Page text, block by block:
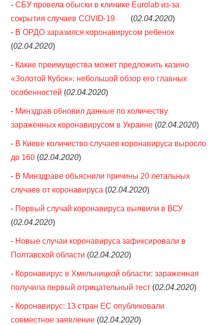
-СБУ провела обыски в клинике Eurolab из-за
сокрытия случаев COVID-19
(02.04.2020)
- В ОРДО заразился коронавирусом ребенок
(02.04.2020)
- Какие преимущества может предложить казино
«Золотой Кубок»: небольшой обзор его главных
особенностей (02.04.2020)
- Минздрав обновил данные по количеству
зараженных коронавирусом в Украине (02.04.2020)
- В Киеве количество случаев коронавируса выросло
до 160 (02.04.2020)
- В Минздраве объяснили причины 20 летальных
случаев от коронавируса (02.04.2020)
- Первый случай коронавируса выявили в ВСУ
(02.04.2020)
- Новые случаи коронавируса зафиксировали в
Полтавской области (02.04.2020)
- Коронавирус в Хмельницкой области: зараженная
получила первый отрицательный тест (02.04.2020)
- Коронавирус: 13 стран ЕС опубликовали
совместное заявление (02.04.2020)